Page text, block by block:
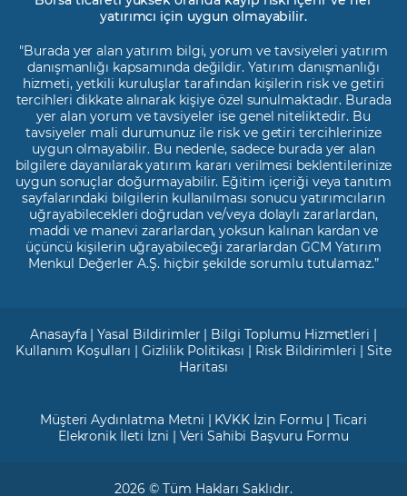
yatırımcı için uygun olmayabilir.
"Burada yer alan yatırım bilgi, yorum ve tavsiyeleri yatırım
danışmanlığı kapsamında değildir. Yatırım danışmanlığı
hizmeti, yetkili kuruluşlar tarafından kişilerin risk ve getiri
tercihleri dikkate alınarak kişiye özel sunulmaktadır. Burada
yer alan yorum ve tavsiyeler ise genel niteliktedir. Bu
tavsiyeler mali durumunuz ile risk ve getiri tercihlerinize
uygun olmayabilir. Bu nedenle, sadece burada yer alan
bilgilere dayanılarak yatırım kararı verilmesi beklentilerinize
uygun sonuçlar doğurmayabilir. Eğitim içeriği veya tanıtım
sayfalarındaki bilgilerin kullanılması sonucu yatırımcıların
uğrayabilecekleri doğrudan ve/veya dolaylı zararlardan,
maddi ve manevi zararlardan, yoksun kalınan kardan ve
üçüncü kişilerin uğrayabileceği zararlardan GCM Yatırım
Menkul Değerler A.Ş. hiçbir şekilde sorumlu tutulamaz.”
Anasayfa |Yasal Bildirimler | Bilgi Toplumu Hizmetleri |
Kullanım Koşulları |Gizlilik Politikası | Risk Bildirimleri |Site
Haritası
Müşteri Aydınlatma Metni | KVKK İzin Formu | Ticari
Elekronik İleti İzni | Veri Sahibi Başvuru Formu
2026 © Tüm Hakları Saklıdır.